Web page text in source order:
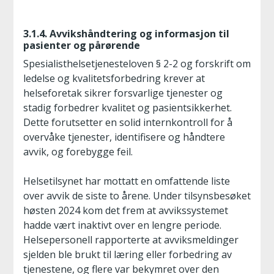
3.1.4. Avvikshåndtering og informasjon til
pasienter og pårørende
Spesialisthelsetjenesteloven § 2-2 og forskrift om
ledelse og kvalitetsforbedring krever at
helseforetak sikrer forsvarlige tjenester og
stadig forbedrer kvalitet og pasientsikkerhet.
Dette forutsetter en solid internkontroll for å
overvåke tjenester, identifisere og håndtere
avvik, og forebygge feil.
Helsetilsynet har mottatt en omfattende liste
over avvik de siste to årene. Under tilsynsbesøket
høsten 2024 kom det frem at avvikssystemet
hadde vært inaktivt over en lengre periode.
Helsepersonell rapporterte at avviksmeldinger
sjelden ble brukt til læring eller forbedring av
tjenestene, og flere var bekymret over den